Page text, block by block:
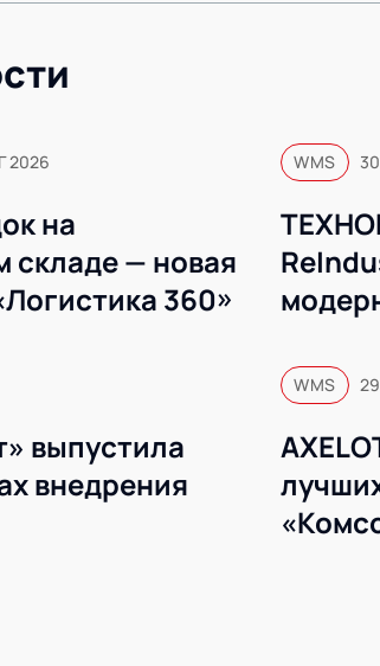
2026
на
складе — новая
360»
WMS
выпустила
внедрения
WMS